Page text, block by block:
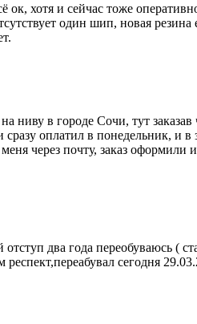
хотя и сейчас тоже
один шип, новая
ниву в городе Сочи, тут
оплатил в понедельник, и
через почту, заказ
два года переобуваюсь (
сегодня